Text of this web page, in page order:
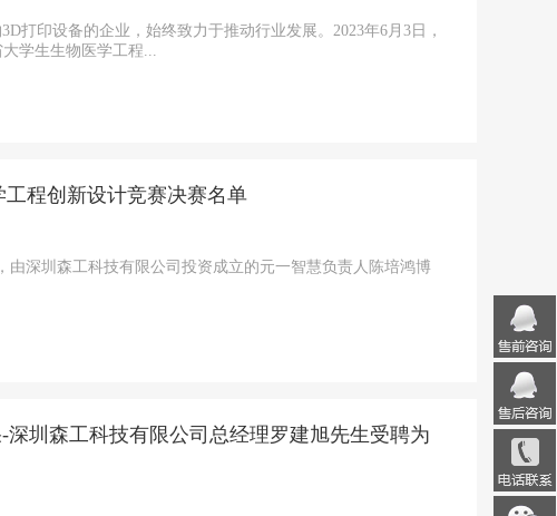
打印设备的企业，始终致力于推动行业发展。2023年6月3日，
学生生物医学工程...
程创新设计竞赛决赛名单
深圳森工科技有限公司投资成立的元一智慧负责人陈培鸿博
圳森工科技有限公司总经理罗建旭先生受聘为